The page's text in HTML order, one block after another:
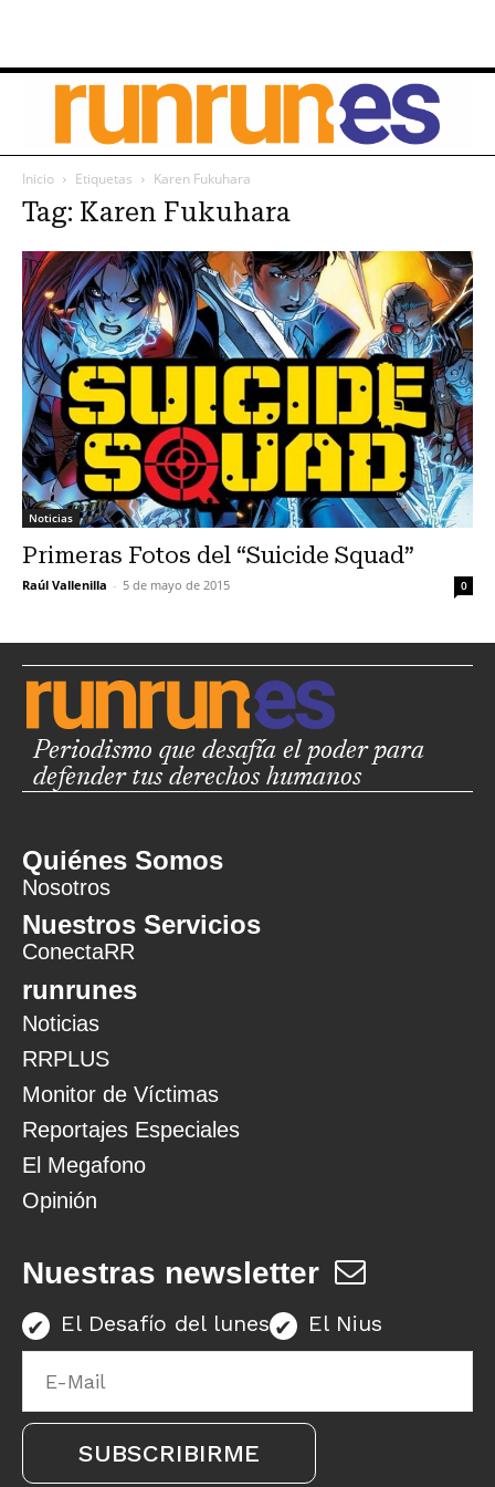
Inicio Etiquetas Karen Fukuhara
Tag: Karen Fukuhara
Noticias
Primeras Fotos del “Suicide Squad”
Raúl Vallenilla - 5 de mayo de 2015 0
Periodismo que desafía el poder para
defender tus derechos humanos
Quiénes Somos
Nosotros
Nuestros Servicios
ConectaRR
runrunes
Noticias
RRPLUS
Monitor de Víctimas
Reportajes Especiales
El Megafono
Opinión
Nuestras newsletter
El Desafío del lunes El Nius